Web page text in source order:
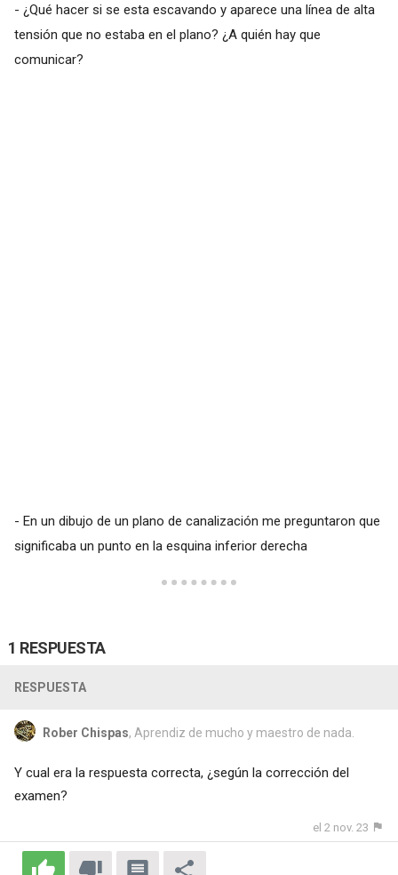
- ¿Qué hacer si se esta escavando y aparece una línea de alta
tensión que no estaba en el plano? ¿A quién hay que
comunicar?
- En un dibujo de un plano de canalización me preguntaron que
significaba un punto en la esquina inferior derecha
1 RESPUESTA
RESPUESTA
Rober Chispas, Aprendiz de mucho y maestro de nada.
Y cual era la respuesta correcta, ¿según la corrección del
examen?
el 2 nov. 23